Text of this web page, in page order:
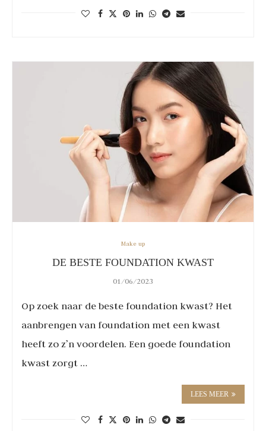
Make up
DE BESTE FOUNDATION KWAST
01/06/2023
Op zoek naar de beste foundation kwast? Het
aanbrengen van foundation met een kwast
heeft zo z’n voordelen. Een goede foundation
kwast zorgt …
LEES MEER